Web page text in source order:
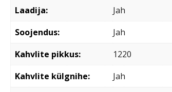
Laadija
Jah
Soojendus
Jah
Kahvlite pikkus
1220
Kahvlite külgnihe
Jah